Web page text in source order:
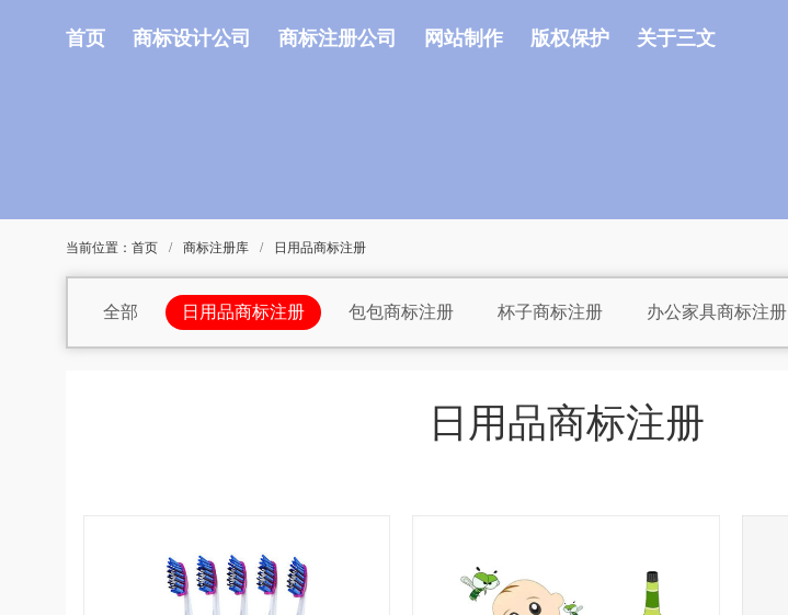
首页 商标设计公司 商标注册公司 网站制作 版权保护 关于三文
当前位置： 首页 / 商标注册库 / 日用品商标注册
全部 日用品商标注册 包包商标注册 杯子商标注册 办公家具商标注册
电动工具商标注册 电池商标注册
开关插座商标注册 卤味商标注册 面包商标注册 面粉商标注册
日用品商标注册